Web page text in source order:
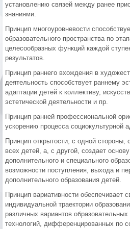
установлению связей между ранее
знаниями.
Принцип многоуровневости
образовательного пространства по
целесообразных функций каждой
результатов.
Принцип раннего вхождения в
деятельность способствует раннему
адаптации детей к коллективу,
эстетической деятельности и пр.
Принцип ранней профессиональной
ускорению процесса социокультурной
Принцип открытости, с одной стороны,
всех детей, а, с другой, создает
дополнительного и специального
возможности поступления, выхода и
дополнительного образования детей.
Принцип вариативности обеспечивает
индивидуальной траектории
различных вариантов
технологий, дифференцированных по